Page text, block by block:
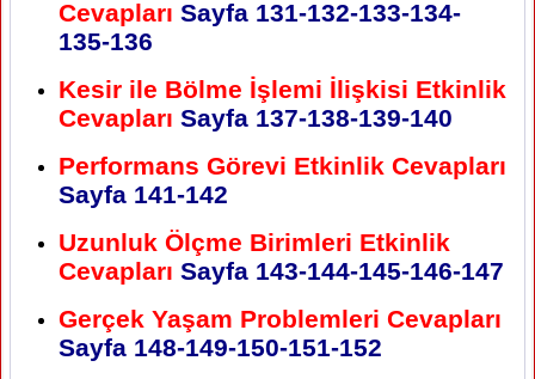
Cevapları Sayfa 131-132-133-134-
135-136
Kesir ile Bölme İşlemi İlişkisi Etkinlik
Cevapları Sayfa 137-138-139-140
Performans Görevi Etkinlik Cevapları
Sayfa 141-142
Uzunluk Ölçme Birimleri Etkinlik
Cevapları Sayfa 143-144-145-146-147
Gerçek Yaşam Problemleri Cevapları
Sayfa 148-149-150-151-152